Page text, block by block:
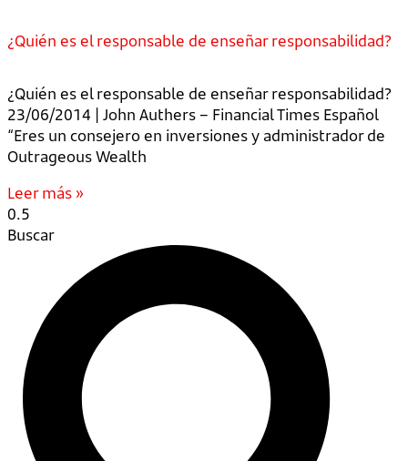
¿Quién es el responsable de enseñar responsabilidad?
¿Quién es el responsable de enseñar responsabilidad?
23/06/2014 | John Authers – Financial Times Español
“Eres un consejero en inversiones y administrador de
Outrageous Wealth
Leer más »
Buscar